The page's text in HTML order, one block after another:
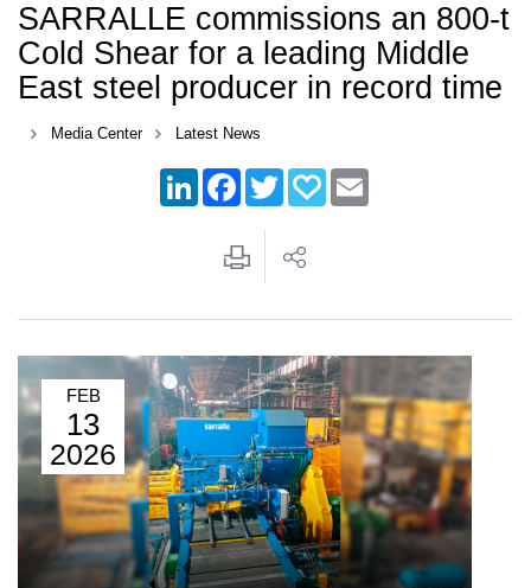
SARRALLE commissions an 800-t
Cold Shear for a leading Middle
East steel producer in record time
Media Center Latest News
LinkedInFacebook
TwitterPapaly
FEB
13
2026